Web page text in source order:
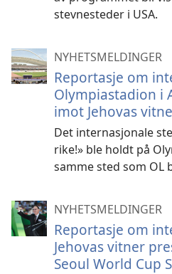
stevnesteder i USA.
NYHETSMELDINGER
Reportasje om
Olympiastadion i
imot Jehovas
Det internasjonale
rike!» ble holdt på
samme sted som OL
NYHETSMELDINGER
Reportasje om
Jehovas vitner
Seoul World Cup